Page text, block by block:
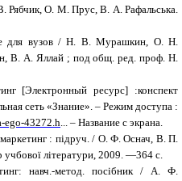
Рябчик, О. М. Прус, В. А. Рафальська.
для вузов / Н. В. Мурашкин, О. Н.
В. А. Яллай ; под общ. ред. проф. Н.
[Электронный ресурс] :конспект
сеть «Знание». – Режим доступа :
43272.h ... – Название с экрана.
: підруч. / О. Ф. Оснач, В. П.
літератури, 2009. —364 с.
навч.-метод. посібник / А. Ф.